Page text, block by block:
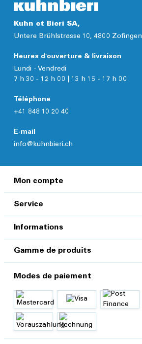
Kuhn et Bieri SA,
Untere Brühlstrasse 10, 4800 Zofingen
Heures d'ouverture & livraison
Lundi - Vendredi
7 h 30 - 12 h 00 | 13 h 15 - 17 h 00
Téléphone
+41 848 10 20 40
E-mail
info@kuhnbieri.ch
Mon compte
Service
Informations
Gamme de produits
Modes de paiement